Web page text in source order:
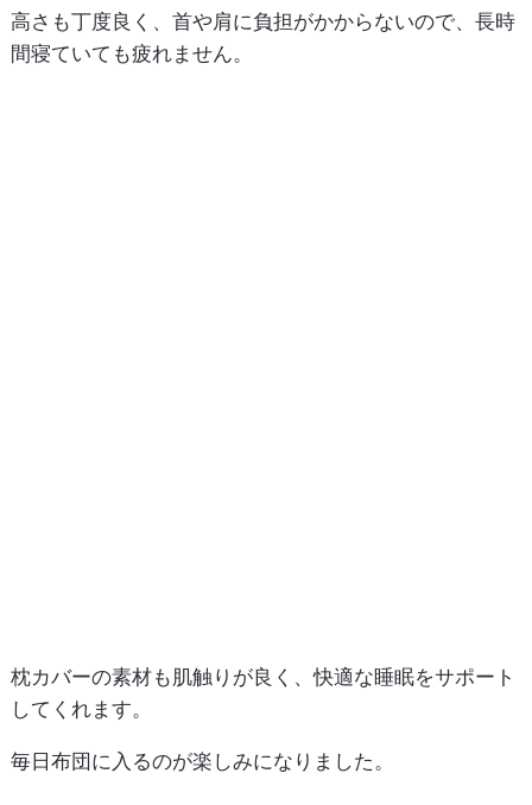
高さも丁度良く、首や肩に負担がかからないので、長時
間寝ていても疲れません。
枕カバーの素材も肌触りが良く、快適な睡眠をサポート
してくれます。
毎日布団に入るのが楽しみになりました。